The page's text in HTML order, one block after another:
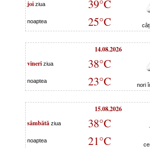
joi ziua 39°C
noaptea 25°C
14.08.2026
vineri ziua 38°C
nori
noaptea 23°C
15.08.2026
sâmbătă ziua 38°C
noaptea 21°C